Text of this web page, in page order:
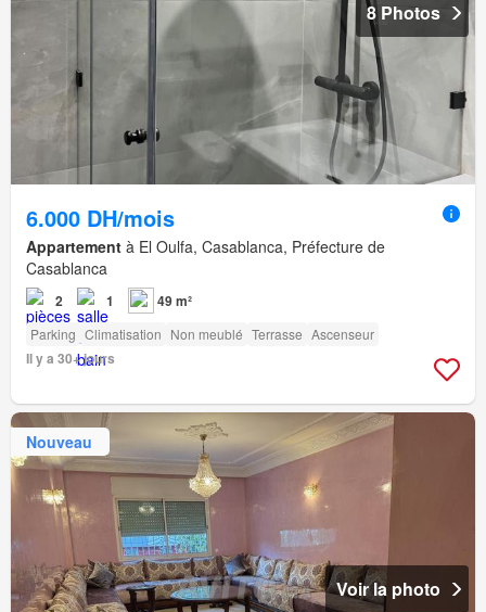
8 Photos
6.000 DH/mois
Appartement à El Oulfa, Casablanca, Préfecture de
Casablanca
2 1 49 m²
Parking Climatisation Non meublé Terrasse Ascenseur
Il y a 30+ jours
Nouveau
Voir la photo